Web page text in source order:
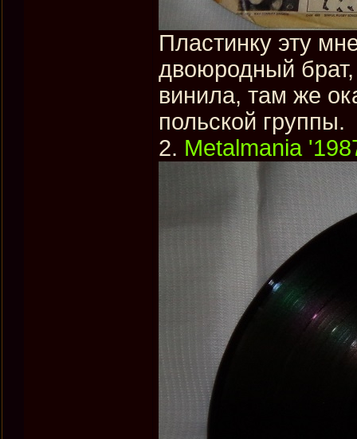
Пластинку эту
двоюродный
винила, там же
польской группы.
2. Metalmania